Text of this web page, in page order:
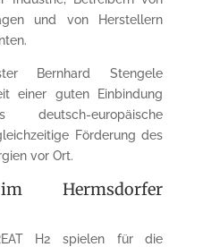
und von Herstellern
Bernhard Stengele
einer guten Einbindung
europäische
Förderung des
vor Ort.
Hermsdorfer
H2 spielen für die